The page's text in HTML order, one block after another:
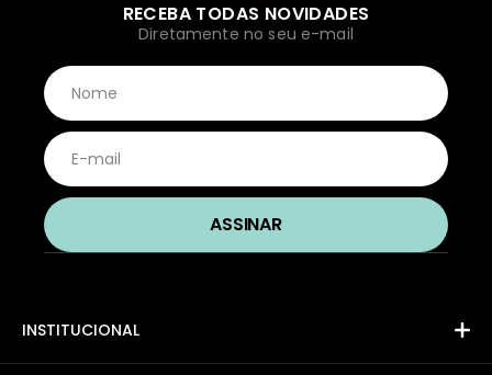
RECEBA TODAS NOVIDADES
Diretamente no seu e-mail
INSTITUCIONAL